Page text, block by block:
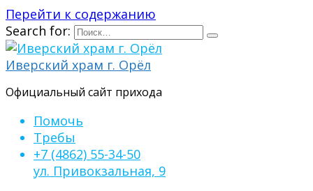
Перейти к содержанию
Search for:
Иверский храм г. Орёл
Официальный сайт прихода
Помочь
Требы
+7 (4862) 55-34-50
ул. Привокзальная, 9